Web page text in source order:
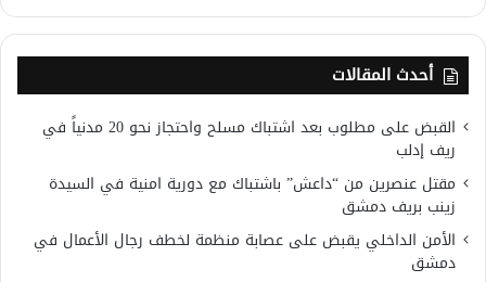
أحدث المقالات
القبض على مطلوب بعد اشتباك مسلح واحتجاز نحو 20 مدنياً في
ريف إدلب
مقتل عنصرين من “داعش” باشتباك مع دورية امنية في السيدة
زينب بريف دمشق
الأمن الداخلي يقبض على عصابة منظمة لخطف رجال الأعمال في
دمشق